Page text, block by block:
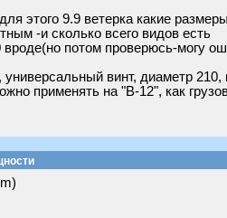
этого 9.9 ветерка какие
-и сколько всего видов есть
потом проверюсь-могу
винт, диаметр 210,
применять на "В-12", как